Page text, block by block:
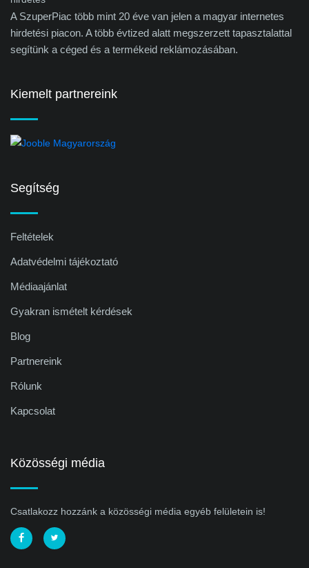
A SzuperPiac több mint 20 éve van jelen a magyar internetes
hirdetési piacon. A több évtized alatt megszerzett tapasztalattal
segítünk a céged és a termékeid reklámozásában.
Kiemelt partnereink
Segítség
Feltételek
Adatvédelmi tájékoztató
Médiaajánlat
Gyakran ismételt kérdések
Blog
Partnereink
Rólunk
Kapcsolat
Közösségi média
Csatlakozz hozzánk a közösségi média egyéb felületein is!